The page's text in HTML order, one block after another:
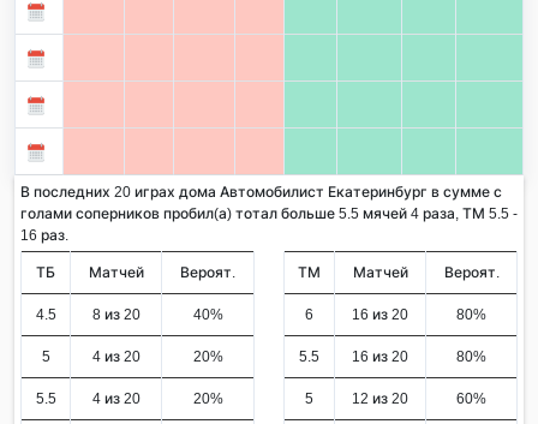
В последних 20 играх дома Автомобилист Екатеринбург в сумме с
голами соперников пробил(а) тотал больше 5.5 мячей 4 раза, ТМ 5.5 -
16 раз.
ТБ Матчей Вероят.
4.5 8 из 20 40%
5 4 из 20 20%
5.5 4 из 20 20%
ТМ Матчей Вероят.
6 16 из 20 80%
5.5 16 из 20 80%
5 12 из 20 60%